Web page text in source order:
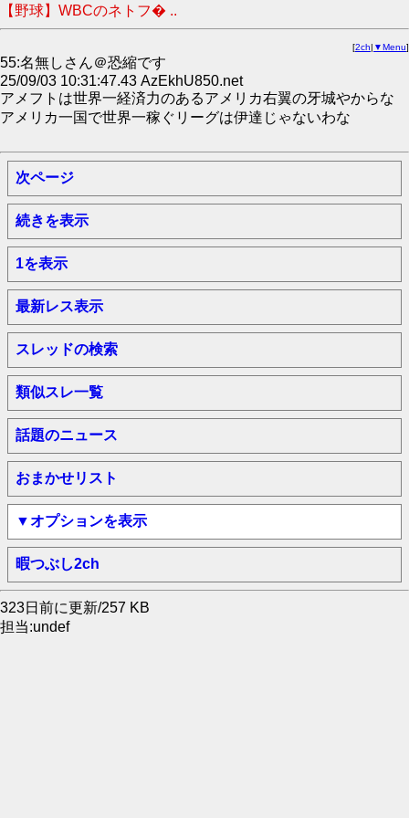
【野球】WBCのネトフ� ..
[2ch| ▼Menu]
55:名無しさん＠恐縮です
25/09/03 10:31:47.43 AzEkhU850.net
アメフトは世界一経済力のあるアメリカ右翼の牙城やからな
アメリカ一国で世界一稼ぐリーグは伊達じゃないわな
次ページ
続きを表示
1を表示
最新レス表示
スレッドの検索
類似スレ一覧
話題のニュース
おまかせリスト
▼オプションを表示
暇つぶし2ch
323日前に更新/257 KB
担当:undef